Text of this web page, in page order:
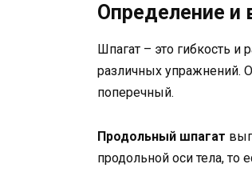
Определение и
Шпагат – это гибкость
различных упражнений.
поперечный.
Продольный шпагат
продольной оси тела, то